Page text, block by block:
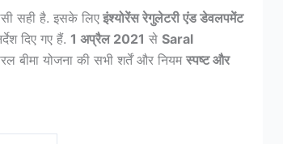
सही है. इसके लिए इंश्योरेंस रेगुलेटरी एंड डेवलपमेंट
दिए गए हैं. 1 अप्रैल 2021 से Saral
बीमा योजना की सभी शर्तें और नियमस्पष्ट और